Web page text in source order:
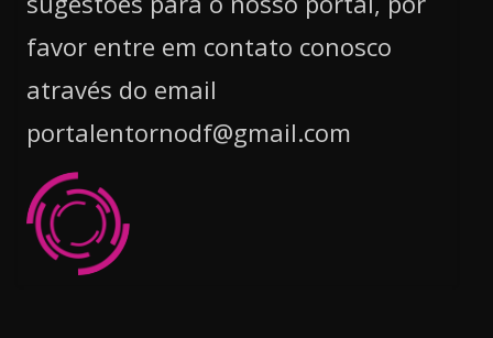
favor entre em contato conosco
através do email
portalentornodf@gmail.com